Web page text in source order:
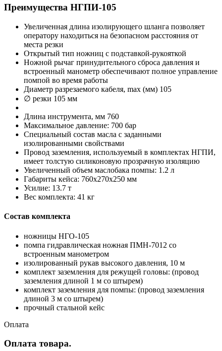
Преимущества НГПИ-105
Увеличенная длина изолирующего шланга позволяет
оператору находиться на безопасном расстояния от
места резки
Открытый тип ножниц с подставкой-рукояткой
Ножной рычаг принудительного сброса давления и
встроенный манометр обеспечивают полное управление
помпой во время работы
Диаметр разрезаемого кабеля, max (мм) 105
∅ резки 105 мм
Длина инструмента, мм 760
Максимальное давление: 700 бар
Специальный состав масла с заданными
изолированными свойствами
Провод заземления, используемый в комплектах НГПИ,
имеет толстую силиконовую прозрачную изоляцию
Увеличенный объем маслобака помпы: 1.2 л
Габариты кейса: 760х270х250 мм
Усилие: 13.7 т
Вес комплекта: 41 кг
Состав комплекта
ножницы НГО-105
помпа гидравлическая ножная ПМН-7012 со
встроенным манометром
изолированный рукав высокого давления, 10 м
комплект заземления для режущей головы: (провод
заземления длиной 1 м со штырем)
комплект заземления для помпы: (провод заземления
длиной 3 м со штырем)
прочный стальной кейс
Оплата
Оплата товара.